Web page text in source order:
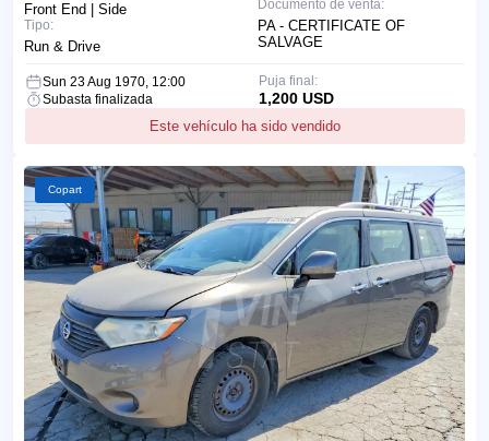
Documento de venta:
PA - CERTIFICATE OF
SALVAGE
Front End | Side
Tipo:
Run & Drive
Sun 23 Aug 1970, 12:00
Subasta finalizada
Este vehículo ha sido vendido
Puja final:
1,200 USD
Copart